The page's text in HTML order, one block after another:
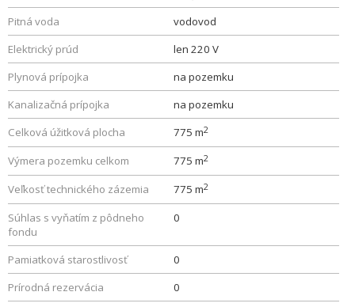
Pitná voda
vodovod
Elektrický prúd
len 220 V
Plynová prípojka
na pozemku
Kanalizačná prípojka
na pozemku
Celková úžitková plocha
775 m2
Výmera pozemku celkom 775 m2
Veľkosť technického zázemia 775 m2
Súhlas s vyňatím z pôdneho
fondu
0
Pamiatková starostlivosť
0
Prírodná rezervácia
0